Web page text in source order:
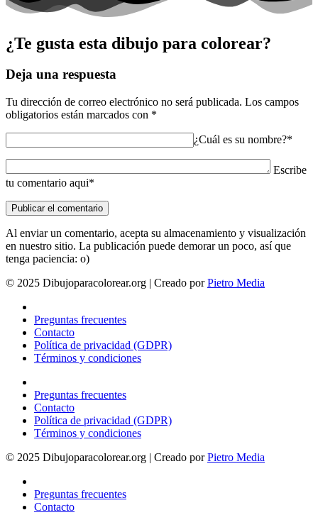
¿Te gusta esta dibujo para colorear?
Deja una respuesta
Tu dirección de correo electrónico no será publicada. Los campos
obligatorios están marcados con *
¿Cuál es su nombre?*
Escribe
tu comentario aqui*
Al enviar un comentario, acepta su almacenamiento y visualización
en nuestro sitio. La publicación puede demorar un poco, así que
tenga paciencia: o)
© 2025 Dibujoparacolorear.org | Creado porPietro Media
Preguntas frecuentes
Contacto
Política de privacidad (GDPR)
Términos y condiciones
Preguntas frecuentes
Contacto
Política de privacidad (GDPR)
Términos y condiciones
© 2025 Dibujoparacolorear.org | Creado porPietro Media
Preguntas frecuentes
Contacto